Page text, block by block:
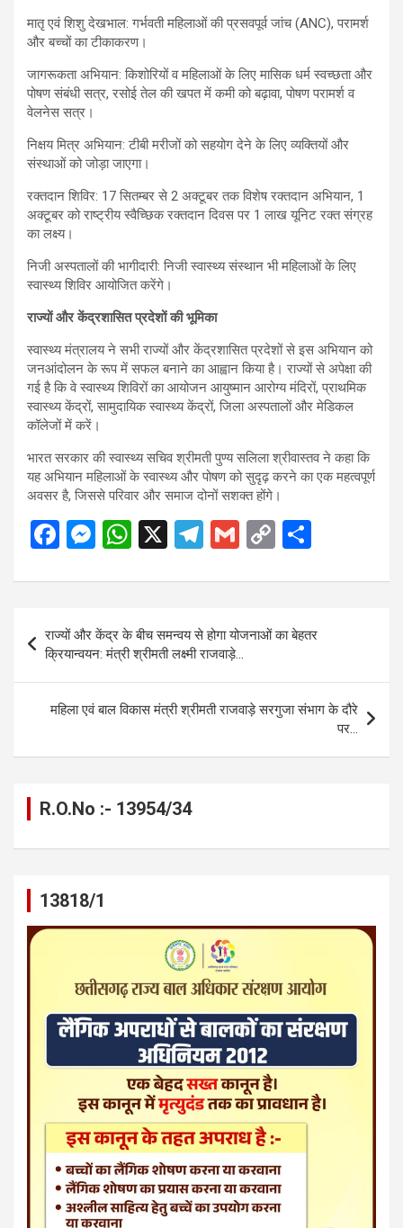
मातृ एवं शिशु देखभाल: गर्भवती महिलाओं की प्रसवपूर्व जांच (ANC), परामर्श
और बच्चों का टीकाकरण।
जागरूकता अभियान: किशोरियों व महिलाओं के लिए मासिक धर्म स्वच्छता और
पोषण संबंधी सत्र, रसोई तेल की खपत में कमी को बढ़ावा, पोषण परामर्श व
वेलनेस सत्र।
निक्षय मित्र अभियान: टीबी मरीजों को सहयोग देने के लिए व्यक्तियों और
संस्थाओं को जोड़ा जाएगा।
रक्तदान शिविर: 17 सितम्बर से 2 अक्टूबर तक विशेष रक्तदान अभियान, 1
अक्टूबर को राष्ट्रीय स्वैच्छिक रक्तदान दिवस पर 1 लाख यूनिट रक्त संग्रह
का लक्ष्य।
निजी अस्पतालों की भागीदारी: निजी स्वास्थ्य संस्थान भी महिलाओं के लिए
स्वास्थ्य शिविर आयोजित करेंगे।
राज्यों और केंद्रशासित प्रदेशों की भूमिका
स्वास्थ्य मंत्रालय ने सभी राज्यों और केंद्रशासित प्रदेशों से इस अभियान को
जनआंदोलन के रूप में सफल बनाने का आह्वान किया है। राज्यों से अपेक्षा की
गई है कि वे स्वास्थ्य शिविरों का आयोजन आयुष्मान आरोग्य मंदिरों, प्राथमिक
स्वास्थ्य केंद्रों, सामुदायिक स्वास्थ्य केंद्रों, जिला अस्पतालों और मेडिकल
कॉलेजों में करें।
भारत सरकार की स्वास्थ्य सचिव श्रीमती पुण्य सलिला श्रीवास्तव ने कहा कि
यह अभियान महिलाओं के स्वास्थ्य और पोषण को सुदृढ़ करने का एक महत्वपूर्ण
अवसर है, जिससे परिवार और समाज दोनों सशक्त होंगे।
F
ce
b
o
o
k
M
se
n
g
er
W
at
s
A
p
p
X
T
e
gr
a
m
G
ail
C
py
Li
n
k
ar
navigation
राज्यों और केंद्र के बीच समन्वय से होगा योजनाओं का बेहतर
क्रियान्वयन: मंत्री श्रीमती लक्ष्मी राजवाड़े…
महिला एवं बाल विकास मंत्री श्रीमती राजवाड़े सरगुजा संभाग के दौरे
पर…
R.O.No :- 13954/34
13818/1